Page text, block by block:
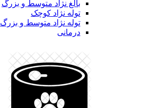
بالغ نژاد متوسط و بزرگ
توله نژاد کوچک
توله نژاد متوسط و بزرگ
درمانی